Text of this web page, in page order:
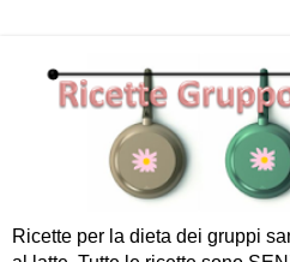
Ricette per la dieta dei gruppi